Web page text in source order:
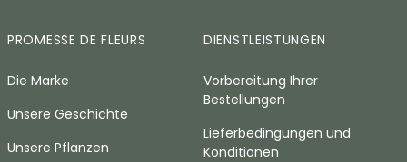
PROMESSE DE FLEURS
Die Marke
Unsere Geschichte
Unsere Pflanzen
DIENSTLEISTUNGEN
Vorbereitung Ihrer
Bestellungen
Lieferbedingungen und
Konditionen